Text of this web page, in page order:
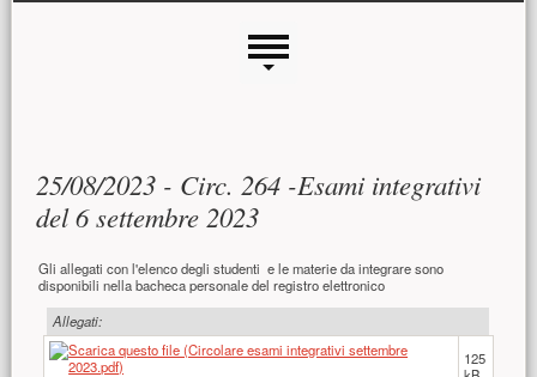
Menu laterale
25/08/2023 - Circ. 264 -Esami integrativi
del 6 settembre 2023
Gli allegati con l'elenco degli studenti e le materie da integrare sono
disponibili nella bacheca personale del registro elettronico
Allegati:
125